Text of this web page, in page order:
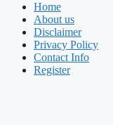
Home
About us
Disclaimer
Privacy Policy
Contact Info
Register